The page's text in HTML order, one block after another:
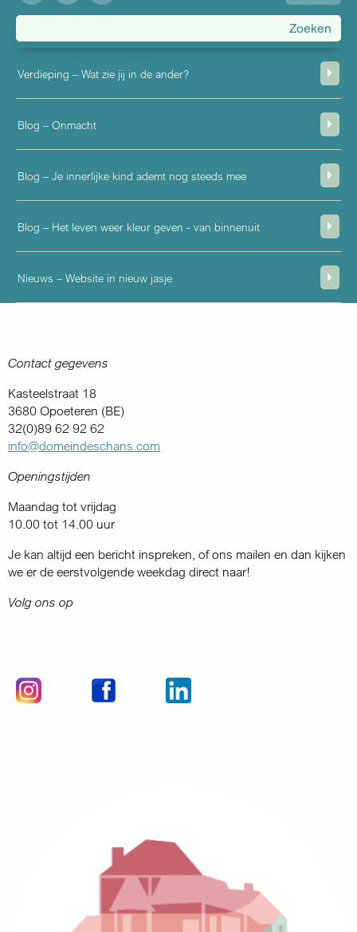
account
menu
Verdieping – Wat zie jij in de ander?
Blog – Onmacht
Blog – Je innerlijke kind ademt nog steeds mee
Blog – Het leven weer kleur geven - van binnenuit
Nieuws – Website in nieuw jasje
Contact gegevens
Kasteelstraat 18
3680 Opoeteren (BE)
32(0)89 62 92 62
info@domeindeschans.com
Openingstijden
Maandag tot vrijdag
10.00 tot 14.00 uur
Je kan altijd een bericht inspreken, of ons mailen en dan kijken
we er de eerstvolgende weekdag direct naar!
Volg ons op